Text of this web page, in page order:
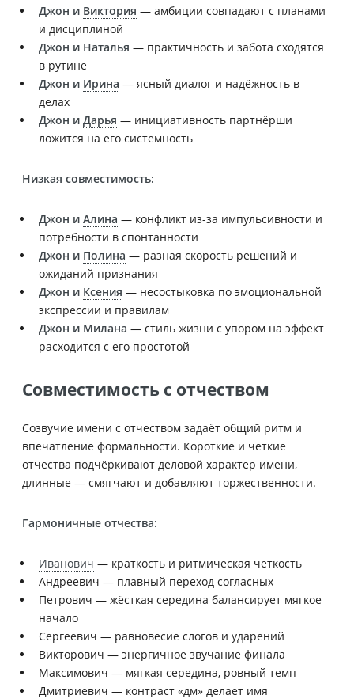
Джон и Виктория — амбиции совпадают с планами
и дисциплиной
Джон и Наталья — практичность и забота сходятся
в рутине
Джон и Ирина — ясный диалог и надёжность в
делах
Джон и Дарья — инициативность партнёрши
ложится на его системность
Низкая совместимость:
Джон и Алина — конфликт из-за импульсивности и
потребности в спонтанности
Джон и Полина — разная скорость решений и
ожиданий признания
Джон и Ксения — несостыковка по эмоциональной
экспрессии и правилам
Джон и Милана — стиль жизни с упором на эффект
расходится с его простотой
Совместимость с отчеством
Созвучие имени с отчеством задаёт общий ритм и
впечатление формальности. Короткие и чёткие
отчества подчёркивают деловой характер имени,
длинные — смягчают и добавляют торжественности.
Гармоничные отчества:
Иванович — краткость и ритмическая чёткость
Андреевич — плавный переход согласных
Петрович — жёсткая середина балансирует мягкое
начало
Сергеевич — равновесие слогов и ударений
Викторович — энергичное звучание финала
Максимович — мягкая середина, ровный темп
Дмитриевич — контраст «дм» делает имя